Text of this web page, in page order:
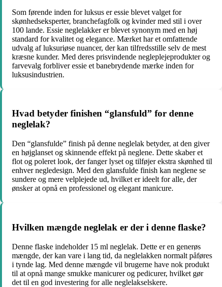
Som førende inden for luksus er essie blevet valget for
skønhedseksperter, branchefagfolk og kvinder med stil i over
100 lande. Essie neglelakker er blevet synonym med en høj
standard for kvalitet og elegance. Mærket har et omfattende
udvalg af luksuriøse nuancer, der kan tilfredsstille selv de mest
kræsne kunder. Med deres prisvindende negleplejeprodukter og
farvevalg forbliver essie et banebrydende mærke inden for
luksusindustrien.
Hvad betyder finishen “glansfuld” for denne
neglelak?
Den “glansfulde” finish på denne neglelak betyder, at den giver
en højglanset og skinnende effekt på neglene. Dette skaber et
flot og poleret look, der fanger lyset og tilføjer ekstra skønhed til
enhver negledesign. Med den glansfulde finish kan neglene se
sundere og mere velplejede ud, hvilket er ideelt for alle, der
ønsker at opnå en professionel og elegant manicure.
Hvilken mængde neglelak er der i denne flaske?
Denne flaske indeholder 15 ml neglelak. Dette er en generøs
mængde, der kan vare i lang tid, da neglelakken normalt påføres
i tynde lag. Med denne mængde vil brugerne have nok produkt
til at opnå mange smukke manicurer og pedicurer, hvilket gør
det til en god investering for alle neglelakselskere.